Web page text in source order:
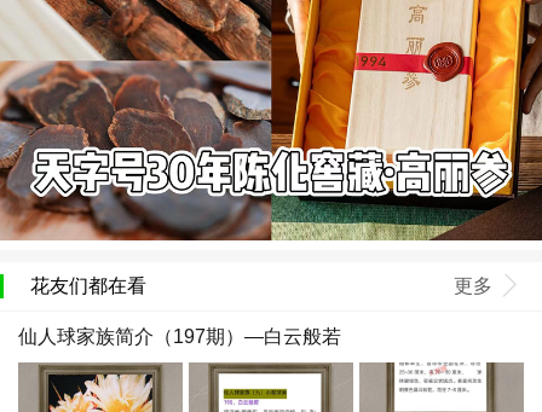
花友们都在看 更多
仙人球家族简介（197期）—白云般若